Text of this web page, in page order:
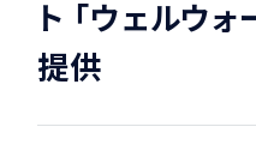
ト 「ウェルウ
提供